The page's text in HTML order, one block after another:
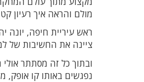
מולם והראה איך רעיון
ראש עיריית חיפה, יונה
ציינה את החשיבות של
נפגשים באותו קו אופק,